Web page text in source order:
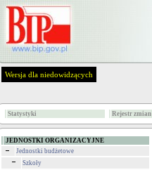
Wersja dla niedowidzących
Statystyki Rejestr zmian
JEDNOSTKI ORGANIZACYJNE
Jednostki budżetowe
Szkoły